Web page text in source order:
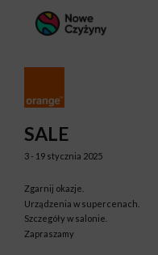
SALE
3 - 19 stycznia 2025
Zgarnij okazje.
Urządzenia w supercenach.
Szczegóły w salonie.
Zapraszamy